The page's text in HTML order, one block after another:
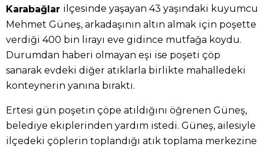
Karabağlar ilçesinde yaşayan 43 yaşındaki kuyumcu
Mehmet Güneş, arkadaşının altın almak için poşette
verdiği 400 bin lirayı eve gidince mutfağa koydu.
Durumdan haberi olmayan eşi ise poşeti çöp
sanarak evdeki diğer atıklarla birlikte mahalledeki
konteynerin yanına bıraktı.
Ertesi gün poşetin çöpe atıldığını öğrenen Güneş,
belediye ekiplerinden yardım istedi. Güneş, ailesiyle
ilçedeki çöplerin toplandığı atık toplama merkezine